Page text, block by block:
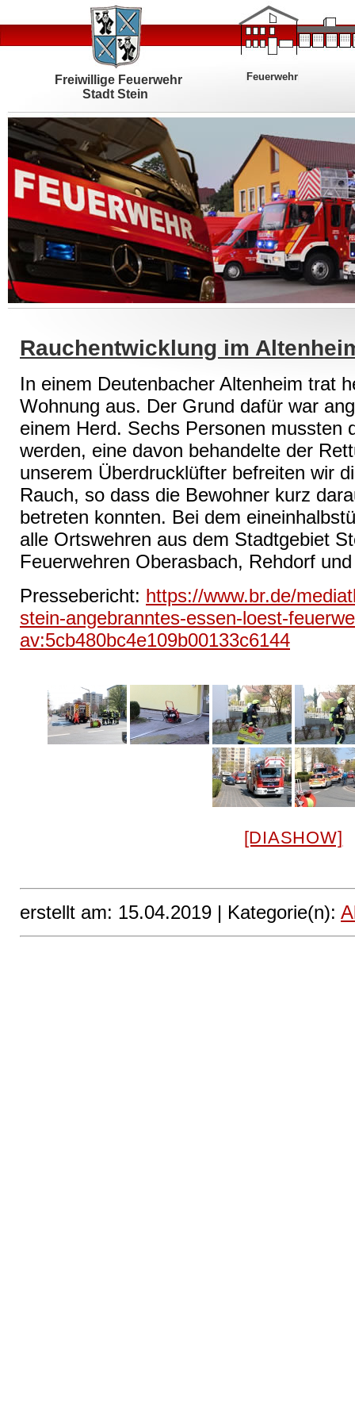
Freiwillige Feuerwehr
Stadt Stein
Feuerwehr
Rauchentwicklung im
In einem Deutenbacher Altenheim trat
Wohnung aus. Der Grund dafür war
einem Herd. Sechs Personen mussten
werden, eine davon behandelte der
unserem Überdrucklüfter befreiten wir
Rauch, so dass die Bewohner kurz
betreten konnten. Bei dem
alle Ortswehren aus dem Stadtgebiet
Feuerwehren Oberasbach, Rehdorf
Pressebericht: https://www.br.de/
stein-angebranntes-essen-loest-
av:5cb480bc4e109b00133c6144
[DIASHOW]
erstellt am: 15.04.2019 | Kategorie(n):